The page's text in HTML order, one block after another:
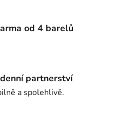
od 4 barelů
partnerství
a spolehlivě.